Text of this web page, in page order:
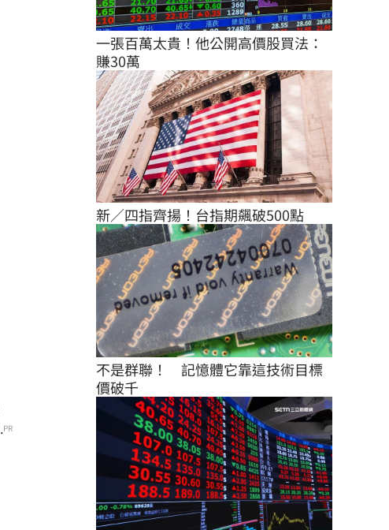
PR
一張百萬太貴！他公開高價股買法：
賺30萬
新／四指齊揚！台指期飆破500點
不是群聯！　記憶體它靠這技術目標
價破千